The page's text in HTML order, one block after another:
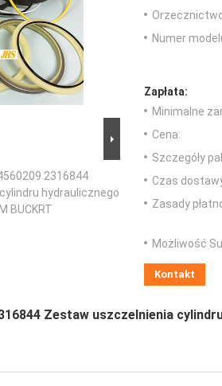
2316844
hydraulicznego
BUCKRT
Numer
Zapłata:
Minimalne
Cena:
Szczegóły
Czas
Zasady
Możliwość
Kontakt
Zestaw uszczelnienia